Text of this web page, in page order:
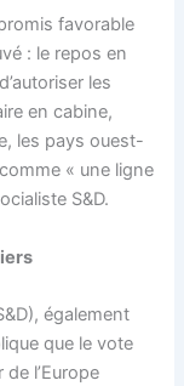
favorable
: le repos en
les
en cabine,
les pays ouest-
« une ligne
S&D.
également
que le vote
l’Europe